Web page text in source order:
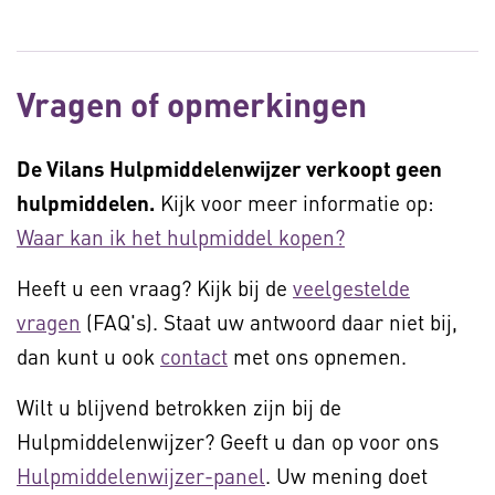
Vragen of opmerkingen
De Vilans Hulpmiddelenwijzer verkoopt geen
hulpmiddelen. Kijk voor meer informatie op:
Waar kan ik het hulpmiddel kopen?
Heeft u een vraag? Kijk bij de veelgestelde
vragen (FAQ's). Staat uw antwoord daar niet bij,
dan kunt u ook contact met ons opnemen.
Wilt u blijvend betrokken zijn bij de
Hulpmiddelenwijzer? Geeft u dan op voor ons
Hulpmiddelenwijzer-panel. Uw mening doet